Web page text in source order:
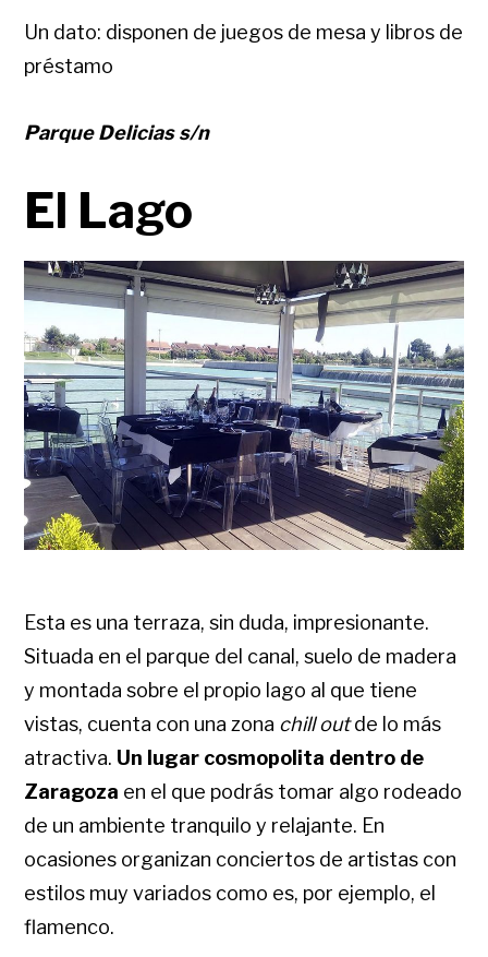
Un dato: disponen de juegos de mesa y libros de
préstamo
Parque Delicias s/n
El Lago
Esta es una terraza, sin duda, impresionante.
Situada en el parque del canal, suelo de madera
y montada sobre el propio lago al que tiene
vistas, cuenta con una zona chill outde lo más
atractiva. Un lugar cosmopolita dentro de
Zaragoza en el que podrás tomar algo rodeado
de un ambiente tranquilo y relajante. En
ocasiones organizan conciertos de artistas con
estilos muy variados como es, por ejemplo, el
flamenco.